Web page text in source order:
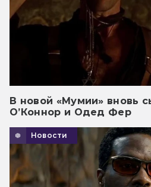
В новой «Мумии» вновь
О’Коннор и Одед Фер
Новости